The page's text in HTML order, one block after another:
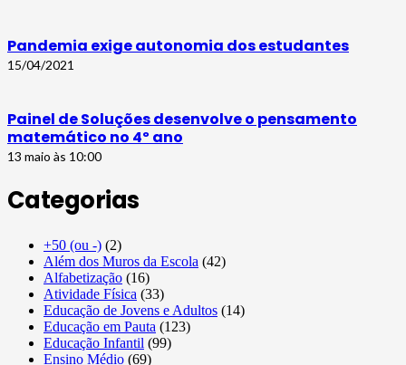
Pandemia exige autonomia dos estudantes
15/04/2021
Painel de Soluções desenvolve o pensamento
matemático no 4º ano
13 maio às 10:00
Categorias
+50 (ou -) (2)
Além dos Muros da Escola (42)
Alfabetização (16)
Atividade Física (33)
Educação de Jovens e Adultos (14)
Educação em Pauta (123)
Educação Infantil (99)
Ensino Médio (69)